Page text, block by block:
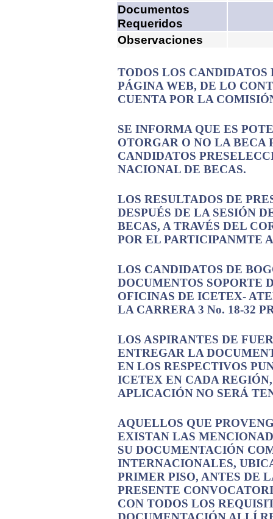
Documentos
Requeridos
Observaciones
TODOS LOS
PÁGINA WEB, DE LO
CUENTA POR LA
SE INFORMA QUE ES
OTORGAR O NO LA BECA
CANDIDATOS
NACIONAL DE BECAS.
LOS RESULTADOS DE
DESPUÉS DE LA SESIÓN
BECAS, A TRAVÉS DEL
POR EL PARTICIPANMTE
LOS CANDIDATOS DE
DOCUMENTOS SOPORTE
OFICINAS DE ICETEX-
LA CARRERA 3 No. 18-32
LOS ASPIRANTES DE
ENTREGAR LA
EN LOS RESPECTIVOS
ICETEX EN CADA
APLICACIÓN NO SERÁ
AQUELLOS QUE
EXISTAN LAS
SU DOCUMENTACIÓN
INTERNACIONALES,
PRIMER PISO, ANTES DE
PRESENTE
CON TODOS LOS